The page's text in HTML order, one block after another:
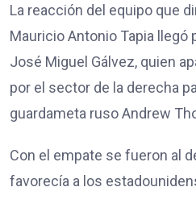
La reacción del equipo que
Mauricio Antonio Tapia llegó
José Miguel Gálvez, quien
por el sector de la derecha
guardameta ruso Andrew
Con el empate se fueron al
favorecía a los